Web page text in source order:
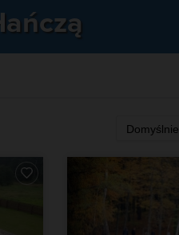
Domyślnie